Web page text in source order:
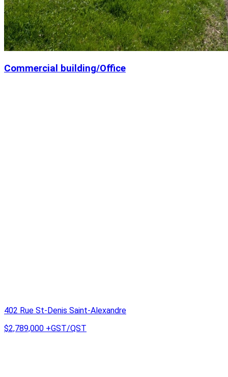
Commercial building/Office
402 Rue St-Denis Saint-Alexandre
$2,789,000 +GST/QST